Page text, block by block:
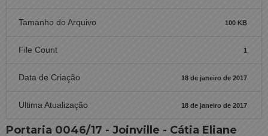
Tamanho do Arquivo 100 KB
File Count 1
Data de Criação 18 de janeiro de 2017
Ultima Atualização 18 de janeiro de 2017
Portaria 0046/17 - Joinville - Cátia Eliane